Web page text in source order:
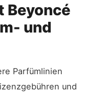
Beyoncé
und
Parfümlinien
und